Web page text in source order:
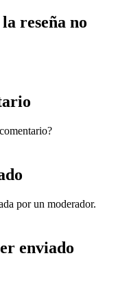
reseña no
por un moderador.
enviado